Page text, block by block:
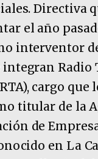
Directiva
el año
interventor
integran Radio
cargo que
titular de la
de
en La